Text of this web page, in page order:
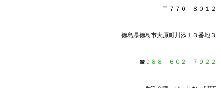
〒７７０－８０１２
徳島県徳島市大原町川添１３番地３
☎ ０８８－６０２－７９２２